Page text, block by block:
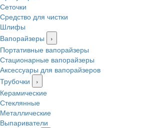
Сеточки
Средство для чистки
Шлифы
Вапорайзеры
›
Портативные вапорайзеры
Стационарные вапорайзеры
Аксессуары для вапорайзеров
Трубочки
›
Керамические
Стеклянные
Металлические
Выпариватели